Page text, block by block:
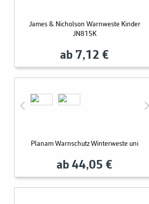
James & Nicholson Warnweste Kinder
JN815K
ab 7,12 €
Planam Warnschutz Winterweste uni
ab 44,05 €